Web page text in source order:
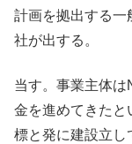
計画を拠出する一
社が出する。
当す。事業主体
金を進めてきたと
標と発に建設立し